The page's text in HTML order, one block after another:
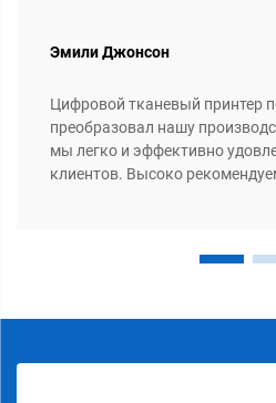
Эмили Джонсон
Цифровой тканевый принтер
преобразовал нашу
мы легко и эффективно
клиентов. Высоко